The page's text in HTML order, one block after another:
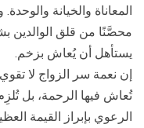
المعاناة والخيانة
محصَّنًا من قلق الوالدين
يستأهل أن يُعاش بزخم.
إن نعمة سر الزواج لا
تُعاش فيها الرحمة، بل
الرعوي بإبراز القيمة